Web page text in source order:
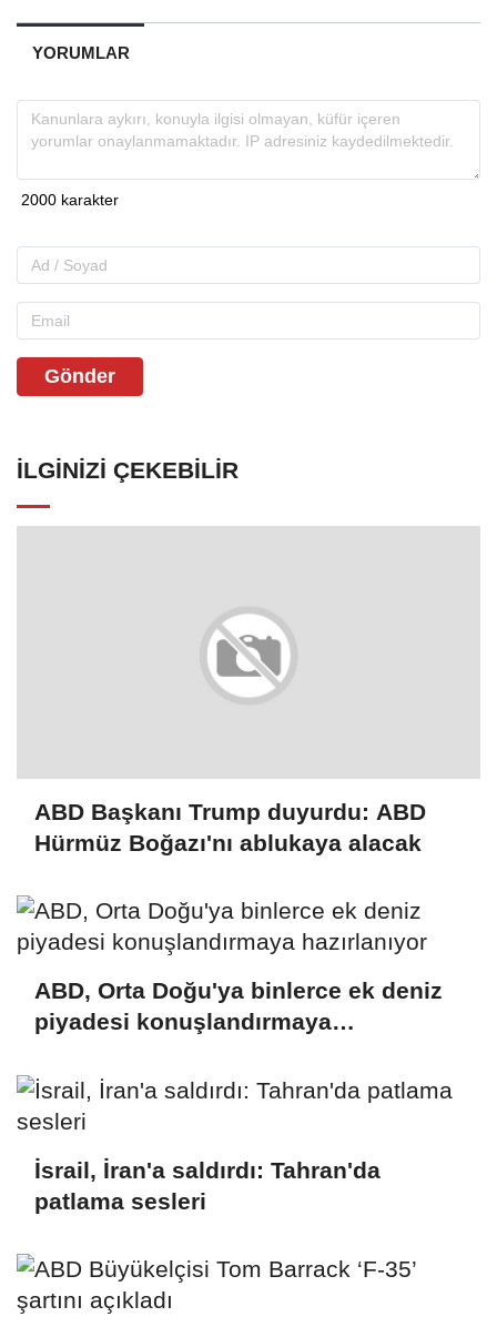
YORUMLAR
Gönder
İLGINIZI ÇEKEBILIR
ABD Başkanı Trump duyurdu: ABD
Hürmüz Boğazı'nı ablukaya alacak
ABD, Orta Doğu'ya binlerce ek deniz
piyadesi konuşlandırmaya
İsrail, İran'a saldırdı: Tahran'da
patlama sesleri